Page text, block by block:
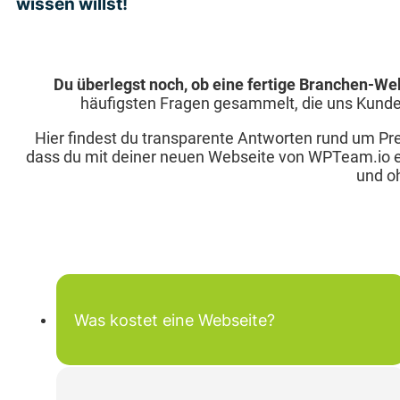
Du überlegst noch, ob eine fertige Branchen-
häufigsten Fragen gesammelt, die uns
Hier findest du transparente Antworten rund um
dass du mit deiner neuen Webseite von
und
Was kostet eine Webseite?